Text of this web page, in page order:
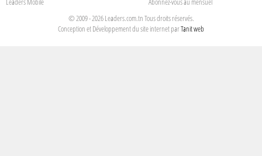
© 2009 - 2026 Leaders.com.tn Tous droits réservés.
Conception et Développement du site internet parTanit web